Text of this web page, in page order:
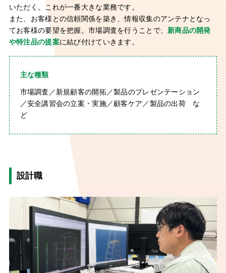
いただく。これが一番大きな業務です。
また、お客様との信頼関係を築き、情報収集のアンテナとなっ
てお客様の要望を把握。市場調査を行うことで、 新商品の開発
や特注品の提案に結び付けていきます。
主な種類
市場調査／新規顧客の開拓／製品のプレゼンテーション
／安全講習会の立案・実施／顧客ケア／製品の出荷 な
ど
設計職